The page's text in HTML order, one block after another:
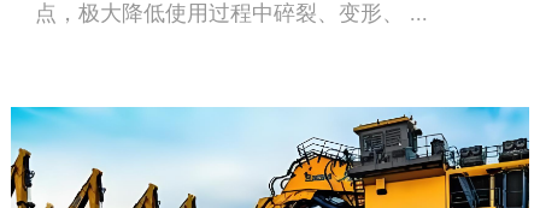
点，极大降低使用过程中碎裂、变形、 ...